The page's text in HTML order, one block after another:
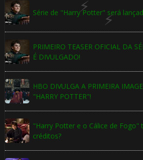
Série de "Harry Potter" será
PRIMEIRO TEASER OFICIAL DA
É DIVULGADO!
HBO DIVULGA A PRIMEIRA
"HARRY POTTER"!
"Harry Potter e o Cálice de Fogo"
créditos?
🎂